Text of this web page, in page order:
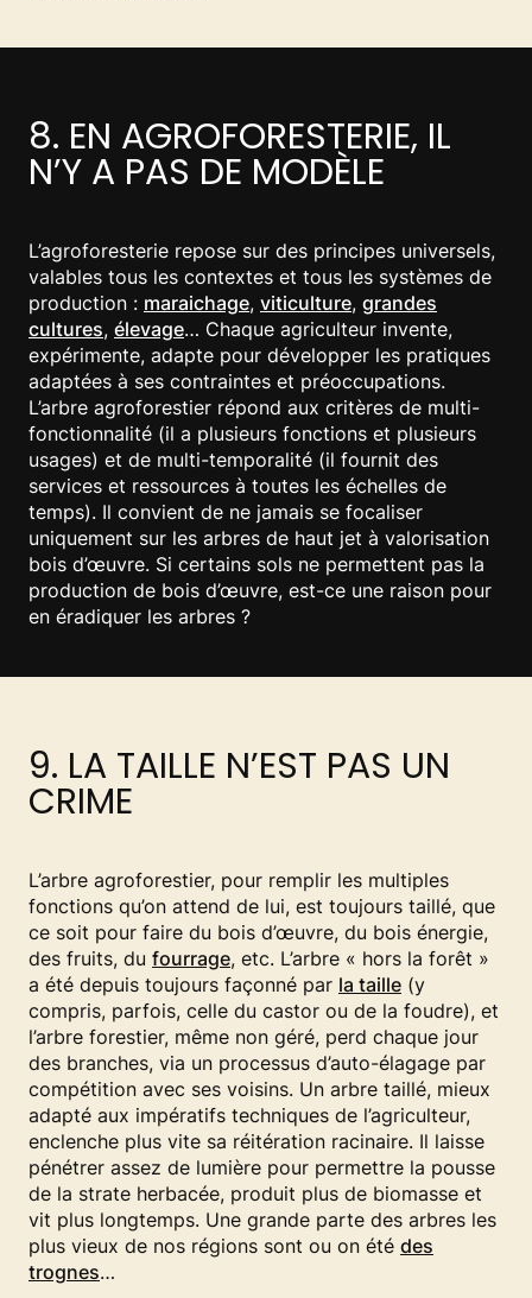
8. EN AGROFORESTERIE, IL
N’Y A PAS DE MODÈLE
L’agroforesterie repose sur des principes universels,
valables tous les contextes et tous les systèmes de
production : maraichage, viticulture, grandes
cultures, élevage… Chaque agriculteur invente,
expérimente, adapte pour développer les pratiques
adaptées à ses contraintes et préoccupations.
L’arbre agroforestier répond aux critères de multi-
fonctionnalité (il a plusieurs fonctions et plusieurs
usages) et de multi-temporalité (il fournit des
services et ressources à toutes les échelles de
temps). Il convient de ne jamais se focaliser
uniquement sur les arbres de haut jet à valorisation
bois d’œuvre. Si certains sols ne permettent pas la
production de bois d’œuvre, est-ce une raison pour
en éradiquer les arbres ?
9. LA TAILLE N’EST PAS UN
CRIME
L’arbre agroforestier, pour remplir les multiples
fonctions qu’on attend de lui, est toujours taillé, que
ce soit pour faire du bois d’œuvre, du bois énergie,
des fruits, du fourrage, etc. L’arbre « hors la forêt »
a été depuis toujours façonné par la taille (y
compris, parfois, celle du castor ou de la foudre), et
l’arbre forestier, même non géré, perd chaque jour
des branches, via un processus d’auto-élagage par
compétition avec ses voisins. Un arbre taillé, mieux
adapté aux impératifs techniques de l’agriculteur,
enclenche plus vite sa réitération racinaire. Il laisse
pénétrer assez de lumière pour permettre la pousse
de la strate herbacée, produit plus de biomasse et
vit plus longtemps. Une grande parte des arbres les
plus vieux de nos régions sont ou on été des
trognes…